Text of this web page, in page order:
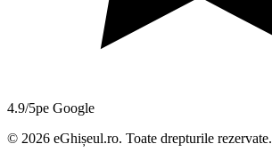
4.9/5pe Google
© 2026 eGhișeul.ro. Toate drepturile rezervate.